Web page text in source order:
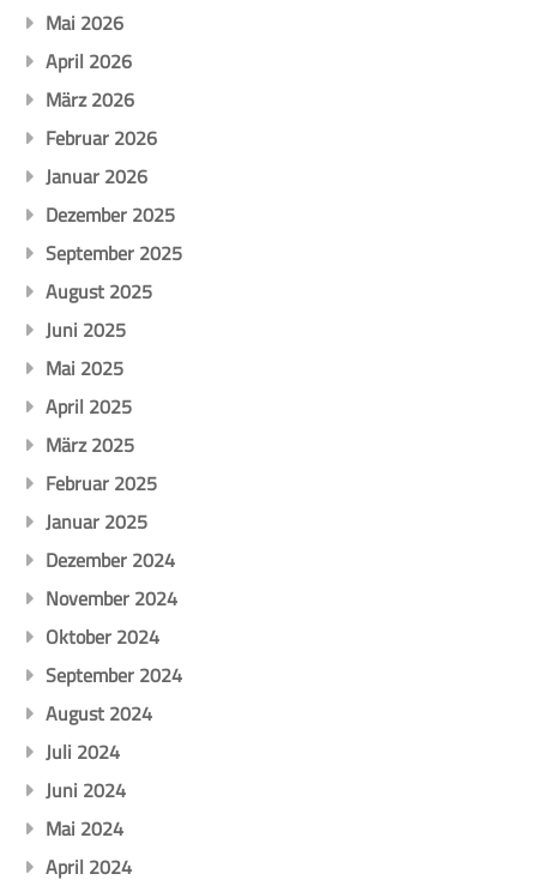
Mai 2026
April 2026
März 2026
Februar 2026
Januar 2026
Dezember 2025
September 2025
August 2025
Juni 2025
Mai 2025
April 2025
März 2025
Februar 2025
Januar 2025
Dezember 2024
November 2024
Oktober 2024
September 2024
August 2024
Juli 2024
Juni 2024
Mai 2024
April 2024